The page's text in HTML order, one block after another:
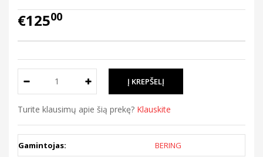
€12500
Turite klausimų apie šią prekę? Klauskite
Gamintojas: BERING